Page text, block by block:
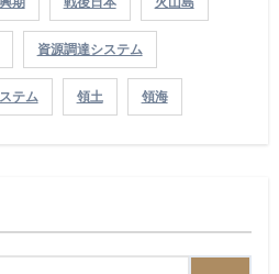
資源調達システム
テム 領土 領海